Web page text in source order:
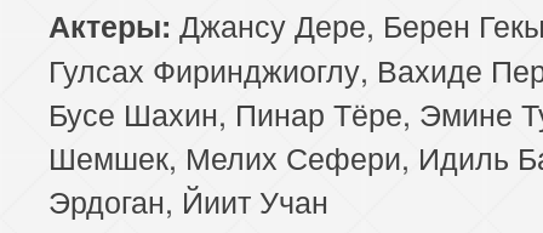
Актеры: Джансу Дере, Берен
Гулсах Фиринджиоглу, Вахиде
Бусе Шахин, Пинар Тёре, Эмине
Шемшек, Мелих Сефери, Идиль
Эрдоган, Йиит Учан